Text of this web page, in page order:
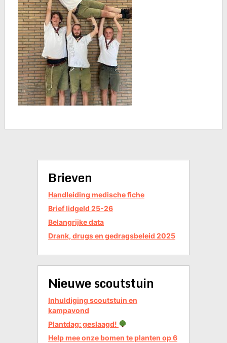
Brieven
Handleiding medische fiche
Brief lidgeld 25-26
Belangrijke data
Drank, drugs en gedragsbeleid 2025
Nieuwe scoutstuin
Inhuldiging scoutstuin en
kampavond
Plantdag: geslaagd!
Help mee onze bomen te planten op 6